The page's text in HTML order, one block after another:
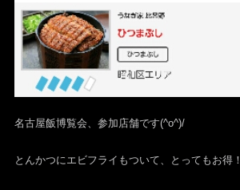
名古屋飯博覧会、参加店舗です(^o^)/
とんかつにエビフライもついて、とってもお得！